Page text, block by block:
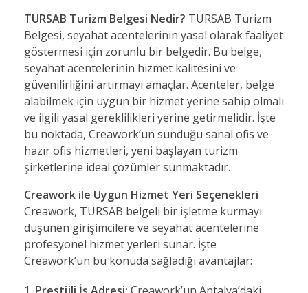
TURSAB Turizm Belgesi Nedir? TURSAB Turizm
Belgesi, seyahat acentelerinin yasal olarak faaliyet
göstermesi için zorunlu bir belgedir. Bu belge,
seyahat acentelerinin hizmet kalitesini ve
güvenilirliğini artırmayı amaçlar. Acenteler, belge
alabilmek için uygun bir hizmet yerine sahip olmalı
ve ilgili yasal gereklilikleri yerine getirmelidir. İşte
bu noktada, Creawork’un sunduğu sanal ofis ve
hazır ofis hizmetleri, yeni başlayan turizm
şirketlerine ideal çözümler sunmaktadır.
Creawork ile Uygun Hizmet Yeri Seçenekleri
Creawork, TURSAB belgeli bir işletme kurmayı
düşünen girişimcilere ve seyahat acentelerine
profesyonel hizmet yerleri sunar. İşte
Creawork’ün bu konuda sağladığı avantajlar: